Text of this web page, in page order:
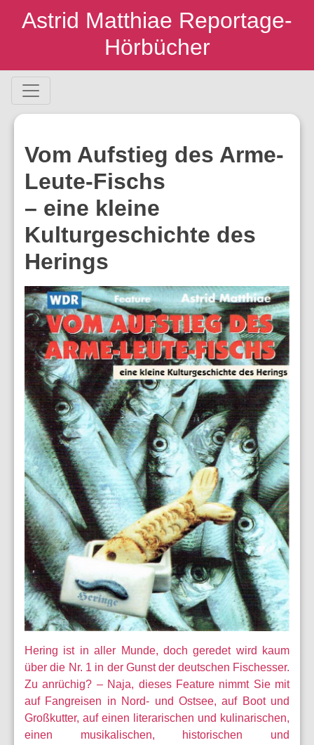
Astrid Matthiae Reportage-
Hörbücher
Vom Aufstieg des Arme-
Leute-Fischs
– eine kleine
Kulturgeschichte des
Herings
Hering ist in aller Munde, doch geredet wird kaum
über die Nr. 1 in der Gunst der deutschen Fischesser.
Zu anrüchig? – Naja, dieses Feature nimmt Sie mit
auf Fangreisen in Nord- und Ostsee, auf Boot und
Großkutter, auf einen literarischen und kulinarischen,
einen musikalischen, historischen und